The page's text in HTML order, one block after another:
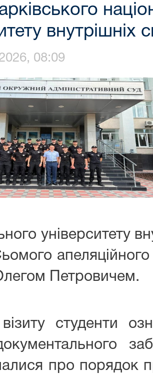
внутрішніх
08:09
університету
апеляційного
Петровичем.
студенти
про порядок